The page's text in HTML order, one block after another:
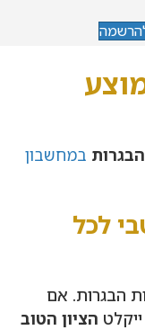
במחשבון
לכל
הבגרות. אם
הציון הטוב